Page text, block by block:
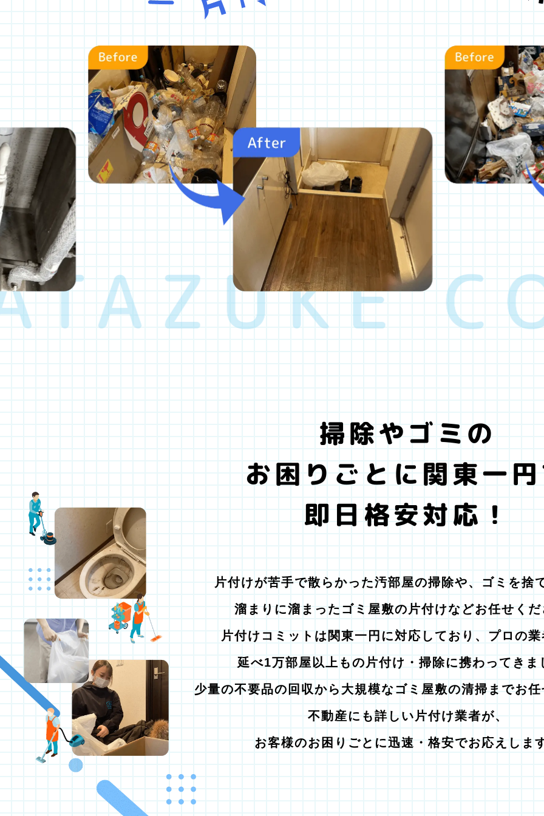
掃除やゴミの
お困りごとに関東一
即日格安対応！
片付けが苦手で散らかった汚部屋の掃除や、ゴミを捨
溜まりに溜まったゴミ屋敷の片付けなどお任せく
片付けコミットは関東一円に対応しており、プロの
延べ1万部屋以上もの片付け・掃除に携わってきま
少量の不要品の回収から大規模なゴミ屋敷の清掃までお
不動産にも詳しい片付け業者が、
お客様のお困りごとに迅速・格安でお応えしま